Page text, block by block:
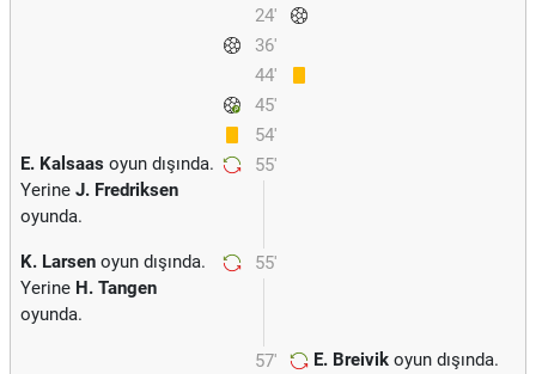
24'
36'
44'
45'
54'
55'
E. Kalsaas oyun dışında.
Yerine J. Fredriksen
oyunda.
55'
K. Larsen oyun dışında.
Yerine H. Tangen
oyunda.
57' E. Breivik oyun dışında.